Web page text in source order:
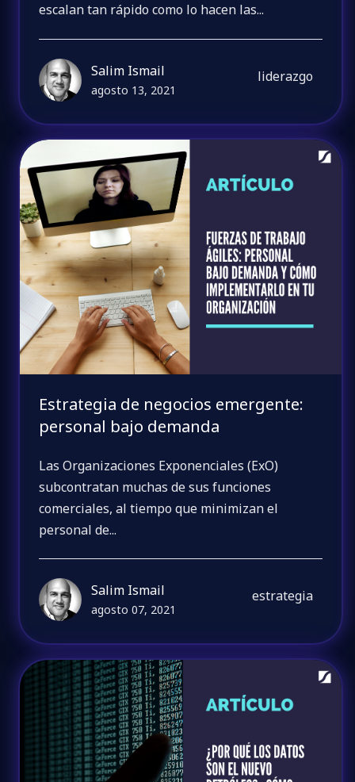
escalan tan rápido como lo hacen las...
Salim Ismail
agosto 13, 2021
liderazgo
Estrategia de negocios emergente:
personal bajo demanda
Las Organizaciones Exponenciales (ExO)
subcontratan muchas de sus funciones
comerciales, al tiempo que minimizan el
personal de...
Salim Ismail
agosto 07, 2021
estrategia